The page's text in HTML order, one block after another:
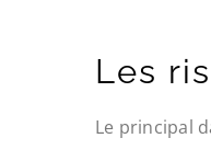
Les
Le principal